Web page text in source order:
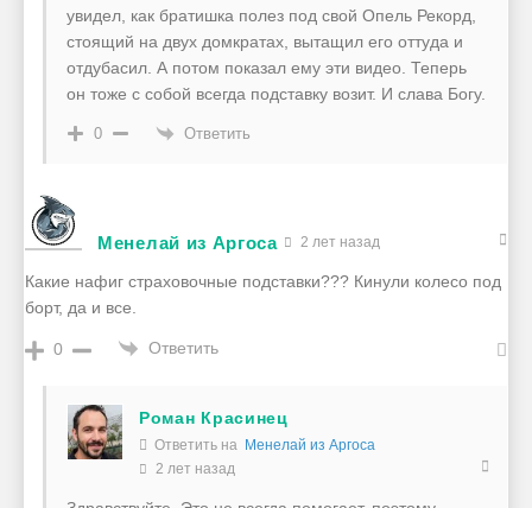
увидел, как братишка полез под свой Опель Рекорд,
стоящий на двух домкратах, вытащил его оттуда и
отдубасил. А потом показал ему эти видео. Теперь
он тоже с собой всегда подставку возит. И слава Богу.
0 Ответить
Менелай из Аргоса 2 лет назад
Какие нафиг страховочные подставки??? Кинули колесо под
борт, да и все.
0 Ответить
Роман Красинец
Ответить на Менелай из Аргоса
2 лет назад